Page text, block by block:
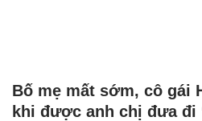
Bố mẹ mất sớm, cô gái
khi được anh chị đưa đi